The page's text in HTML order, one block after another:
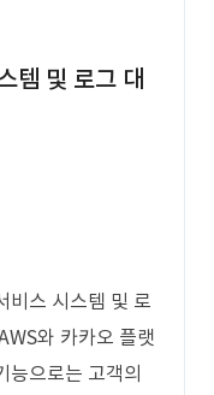
템 및 로그 대
비스 시스템 및 로
와 카카오 플랫
능으로는 고객의